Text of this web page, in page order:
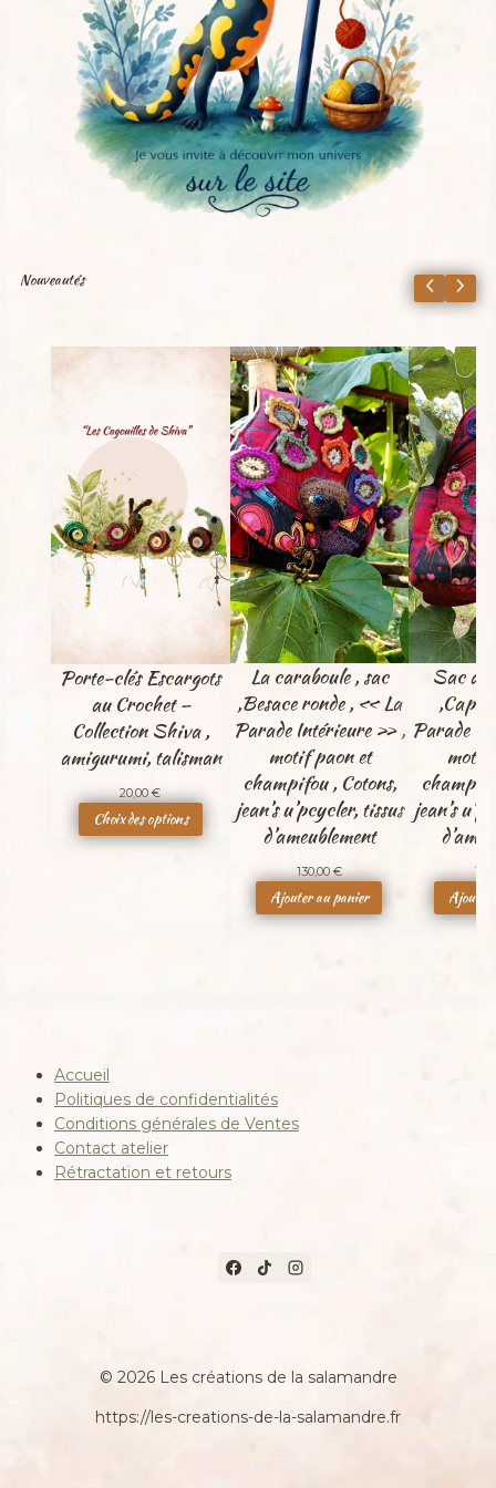
Nouveautés
Porte-clés Escargots
au Crochet –
Collection Shiva ,
amigurumi, talisman
20,00€
Choix des options
La caraboule , sac
,Besace ronde , « La
Parade Intérieure » ,
motif paon et
champifou , Cotons,
jean’s u’pcycler, tissus
d’ameublement
130,00€
Ajouter au panier
Sac à
Parade
motif
jean’s
Ajouter
Accueil
Politiques de confidentialités
Conditions générales de Ventes
Contact atelier
Rétractation et retours
© 2026 Les créations de la salamandre
https://les-creations-de-la-salamandre.fr